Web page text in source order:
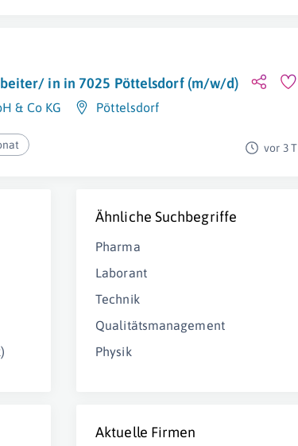
in in 7025 Pöttelsdorf (m/w/d)
& Co KG Pöttelsdorf
vor 3 T
Ähnliche Suchbegriffe
Pharma
Laborant
Technik
Qualitätsmanagement
Physik
Aktuelle Firmen